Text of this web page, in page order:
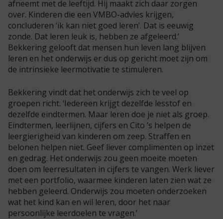
afneemt met de leeftijd. Hij maakt zich daar zorgen
over. Kinderen die een VMBO-advies krijgen,
concluderen ‘ik kan niet goed leren’. Dat is eeuwig
zonde. Dat leren leuk is, hebben ze afgeleerd.’
Bekkering gelooft dat mensen hun leven lang blijven
leren en het onderwijs er dus op gericht moet zijn om
de intrinsieke leermotivatie te stimuleren.
Bekkering vindt dat het onderwijs zich te veel op
groepen richt. ‘Iedereen krijgt dezelfde lesstof en
dezelfde eindtermen. Maar leren doe je niet als groep.
Eindtermen, leerlijnen, cijfers en Cito ’s helpen de
leergierigheid van kinderen om zeep. Straffen en
belonen helpen niet. Geef liever complimenten op inzet
en gedrag. Het onderwijs zou geen moeite moeten
doen om leerresultaten in cijfers te vangen. Werk liever
met een portfolio, waarmee kinderen laten zien wat ze
hebben geleerd. Onderwijs zou moeten onderzoeken
wat het kind kan en wil leren, door het naar
persoonlijke leerdoelen te vragen.’